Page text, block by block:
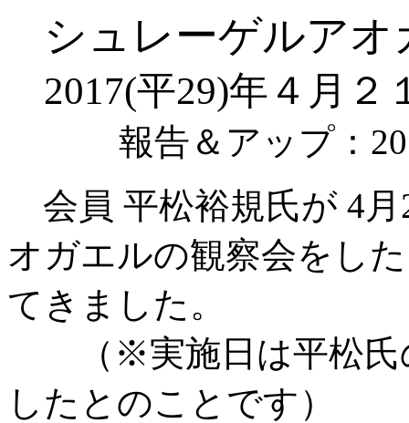
シュレーゲルア
2017(平29)年４月
報告＆アッ
会員 平松裕規氏が 4
オガエルの観察会をし
てきました。
（※実施日は平松氏
したとのことです）